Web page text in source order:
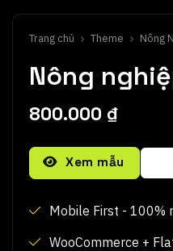
Trang chủ Theme Nông
Nông
800.000 ₫
Xem mẫu
Mobile First - 100%
WooCommerce +